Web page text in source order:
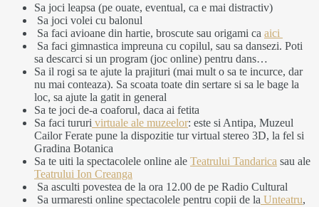
Sa joci leapsa (pe ouate, eventual, ca e mai distractiv)
Sa joci volei cu balonul
Sa faci avioane din hartie, broscute sau origami ca aici
Sa faci gimnastica impreuna cu copilul, sau sa dansezi. Poti
sa descarci si un program (joc online) pentru dans…
Sa il rogi sa te ajute la prajituri (mai mult o sa te incurce, dar
nu mai conteaza). Sa scoata toate din sertare si sa le bage la
loc, sa ajute la gatit in general
Sa te joci de-a coaforul, daca ai fetita
Sa faci tururi virtuale ale muzeelor: este si Antipa, Muzeul
Cailor Ferate pune la dispozitie tur virtual stereo 3D, la fel si
Gradina Botanica
Sa te uiti la spectacolele online ale Teatrului Tandarica sau ale
Teatrului Ion Creanga
Sa asculti povestea de la ora 12.00 de pe Radio Cultural
Sa urmaresti online spectacolele pentru copii de la Unteatru,